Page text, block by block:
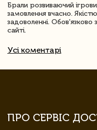
Брали розвиваючий
замовлення вчасно.
задоволенні.
сайті.
Усі коментарі
ПРО СЕРВІС